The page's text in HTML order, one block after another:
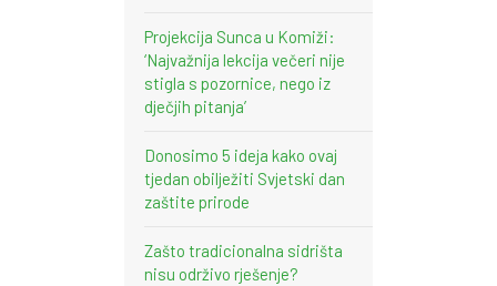
Projekcija Sunca u Komiži:
‘Najvažnija lekcija večeri nije
stigla s pozornice, nego iz
dječjih pitanja’
Donosimo 5 ideja kako ovaj
tjedan obilježiti Svjetski dan
zaštite prirode
Zašto tradicionalna sidrišta
nisu održivo rješenje?